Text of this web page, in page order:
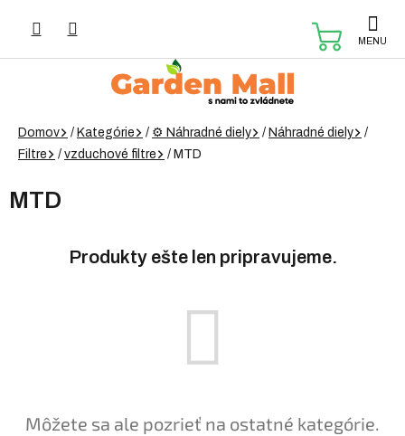
Domov / Kategórie / ⚙️ Náhradné diely / Náhradné diely
/
Filtre
/ vzduchové filtre / MTD
MTD
Produkty ešte len pripravujeme.
Môžete sa ale pozrieť na ostatné kategórie.